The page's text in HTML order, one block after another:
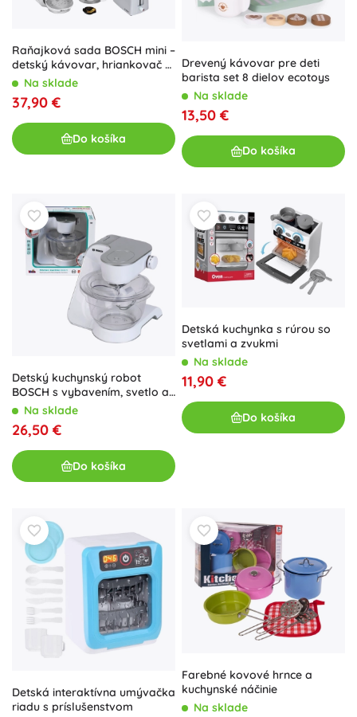
Raňajková sada BOSCH mini –
detský kávovar, hriankovač a
kanvica so zvukmi 3+
Na sklade
37,90 €
Do košíka
Drevený kávovar pre deti
barista set 8 dielov ecotoys
Na sklade
13,50 €
Do košíka
Detský kuchynský robot
BOSCH s vybavením, svetlo a
zvukNa sklade
26,50 €
Do košíka
Detská kuchynka s rúrou so
svetlami a zvukmi
Na sklade
11,90 €
Do košíka
Detská interaktívna umývačka
riadu s príslušenstvom
Farebné kovové hrnce a
kuchynské náčinie
Na sklade